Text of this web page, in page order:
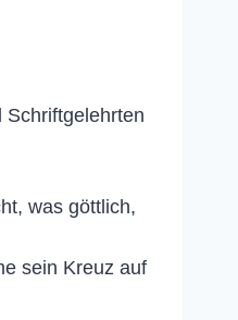
was göttlich,
sein Kreuz auf